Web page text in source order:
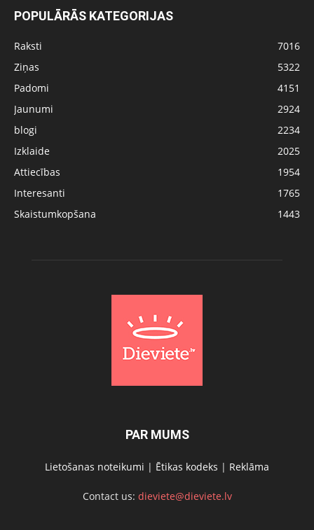
POPULĀRĀS KATEGORIJAS
Raksti
7016
Ziņas
5322
Padomi
4151
Jaunumi
2924
blogi
2234
Izklaide
2025
Attiecības
1954
Interesanti
1765
Skaistumkopšana
1443
PAR MUMS
Lietošanas noteikumi | Ētikas kodeks | Reklāma
Contact us: dieviete@dieviete.lv